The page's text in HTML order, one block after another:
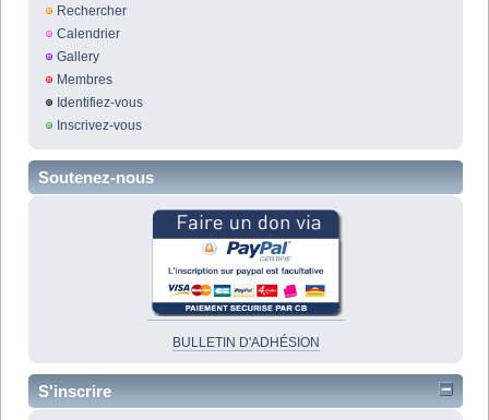
Rechercher
Calendrier
Gallery
Membres
Identifiez-vous
Inscrivez-vous
Soutenez-nous
BULLETIN D'ADHÉSION
S'inscrire